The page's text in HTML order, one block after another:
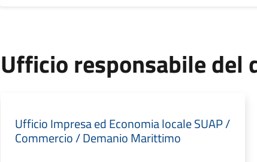
Ufficio responsabile del
Ufficio Impresa ed Economia locale SUAP /
Commercio / Demanio Marittimo